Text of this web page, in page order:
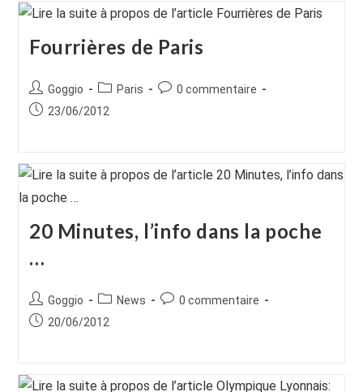
Fourrières de Paris
Auteur/autrice
de
Goggio
Post
category:
Paris
Commentaires
0 commentaire
Publication
23/06/2012
20 Minutes, l’info dans la poche
…
Auteur/autrice
de
Goggio
Post
category:
News
Commentaires
0 commentaire
Publication
20/06/2012